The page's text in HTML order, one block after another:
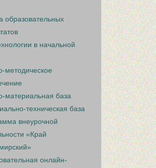
образовательных
в начальной
методическое
материальная база
техническая база
внеурочной
«Край
онлайн-